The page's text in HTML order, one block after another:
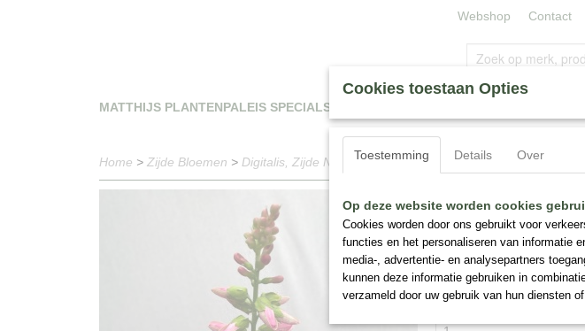
Webshop Contact
MATTHIJS PLANTENPALEIS SPECIALS
Home > Zijde Bloemen > Digitalis, Zijde Nr 13
Digitalis, Zijde Nr
€ 49,95 (inclusief btw
✓Op voorraad
Aantal
Cookies toestaan Opties
Toestemming Details Over
Op deze website worden cookies
Cookies worden door ons gebruikt voor
functies en het personaliseren van informatie
media-, advertentie- en analysepartners
kunnen deze informatie gebruiken in
verzameld door uw gebruik van hun diensten